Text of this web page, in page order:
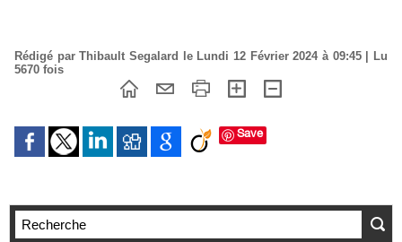
Rédigé par Thibault Segalard le Lundi 12 Février 2024 à 09:45 | Lu
5670 fois
Save